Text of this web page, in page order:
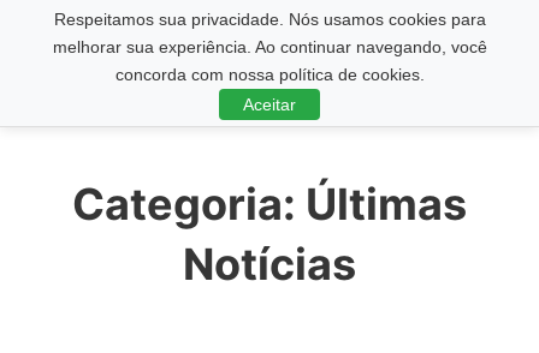
Respeitamos sua privacidade. Nós usamos cookies para
melhorar sua experiência. Ao continuar navegando, você
concorda com nossa política de cookies.
Aceitar
Pesquisar ...
Categoria: Últimas
Notícias